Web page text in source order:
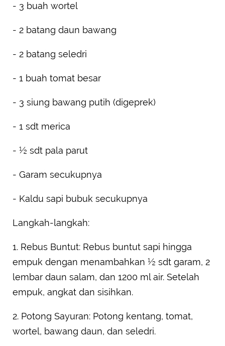
- 3 buah wortel
- 2 batang daun bawang
- 2 batang seledri
- 1 buah tomat besar
- 3 siung bawang putih (digeprek)
- 1 sdt merica
- ½ sdt pala parut
- Garam secukupnya
- Kaldu sapi bubuk secukupnya
Langkah-langkah:
1. Rebus Buntut: Rebus buntut sapi hingga
empuk dengan menambahkan ½ sdt garam, 2
lembar daun salam, dan 1200 ml air. Setelah
empuk, angkat dan sisihkan.
2. Potong Sayuran: Potong kentang, tomat,
wortel, bawang daun, dan seledri.